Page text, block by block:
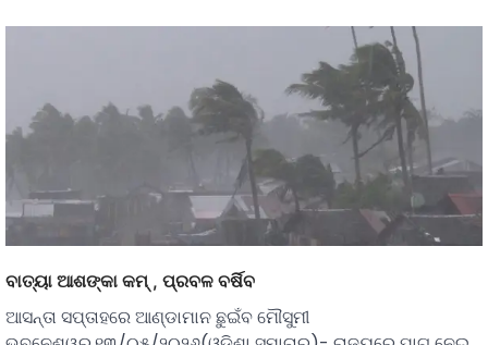
ବାତ୍ୟା ଆଶଙ୍କା କମ୍ , ପ୍ରବଳ ବର୍ଷିବ
ଆସନ୍ତା ସପ୍ତାହରେ ଆଣ୍ଡାମାନ ଛୁଇଁବ ମୌସୁମୀ